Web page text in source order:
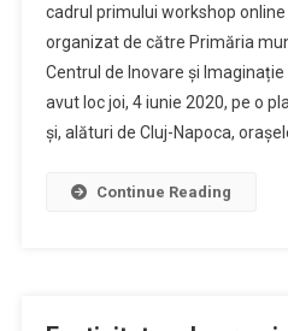
cadrul primului workshop
organizat de către Primăria
Centrul de Inovare și Imaginație
avut loc joi, 4 iunie 2020, pe o
și, alături de Cluj-Napoca,
Continue Reading